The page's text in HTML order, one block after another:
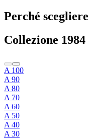
Perché scegliere
Collezione 1984
A 100
A 90
A 80
A 70
A 60
A 50
A 40
A 30